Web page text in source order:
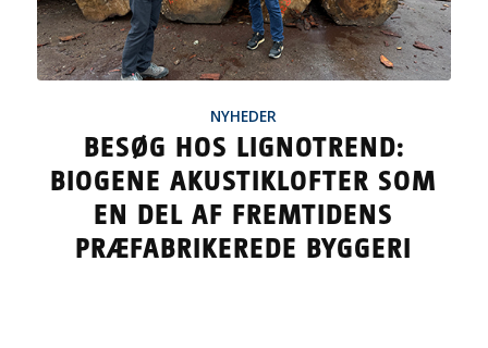
NYHEDER
BESØG HOS LIGNOTREND:
BIOGENE AKUSTIKLOFTER SOM
EN DEL AF FREMTIDENS
PRÆFABRIKEREDE BYGGERI